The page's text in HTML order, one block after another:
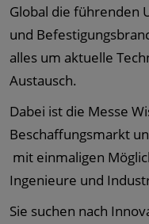
Global die führenden
und
alles um aktuelle
Austausch.
Dabei ist die Messe
Beschaffungsmarkt
mit einmaligen
Ingenieure und
Sie suchen nach